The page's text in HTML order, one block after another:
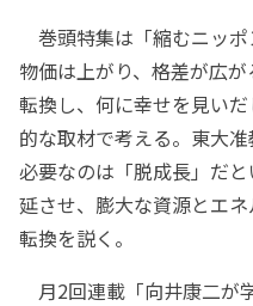
巻頭特集は「縮むニッポ
物価は上がり、格差が広
転換し、何に幸せを見い
的な取材で考える。東大
必要なのは「脱成長」だ
延させ、膨大な資源とエ
転換を説く。
月2回連載「向井康二が